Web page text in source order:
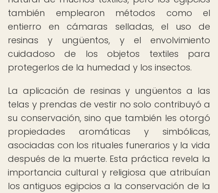
también emplearon métodos como el
entierro en cámaras selladas, el uso de
resinas y ungüentos, y el envolvimiento
cuidadoso de los objetos textiles para
protegerlos de la humedad y los insectos.
La aplicación de resinas y ungüentos a las
telas y prendas de vestir no solo contribuyó a
su conservación, sino que también les otorgó
propiedades aromáticas y simbólicas,
asociadas con los rituales funerarios y la vida
después de la muerte. Esta práctica revela la
importancia cultural y religiosa que atribuían
los antiguos egipcios a la conservación de la